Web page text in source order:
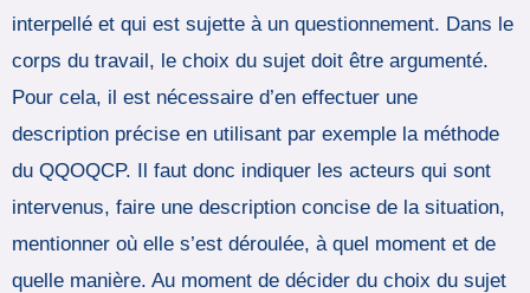
interpellé et qui est sujette à un questionnement. Dans le
corps du travail, le choix du sujet doit être argumenté.
Pour cela, il est nécessaire d’en effectuer une
description précise en utilisant par exemple la méthode
du QQOQCP. Il faut donc indiquer les acteurs qui sont
intervenus, faire une description concise de la situation,
mentionner où elle s’est déroulée, à quel moment et de
quelle manière. Au moment de décider du choix du sujet